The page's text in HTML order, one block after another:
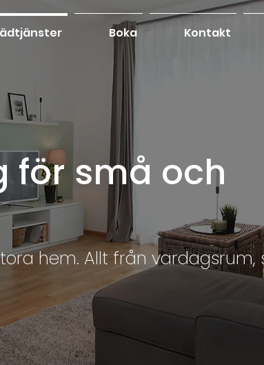
Boka Kontakt
för små och
hem. Allt från vardagsrum,